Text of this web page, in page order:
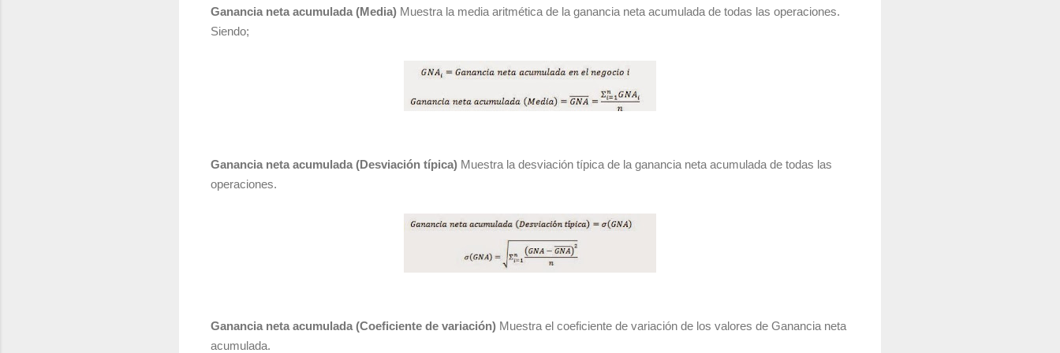
Ganancia neta acumulada (Media) Muestra la media aritmética de la ganancia neta acumulada de todas las operaciones.
Siendo;
Ganancia neta acumulada (Desviación típica) Muestra la desviación típica de la ganancia neta acumulada de todas las
operaciones.
Ganancia neta acumulada (Coeficiente de variación) Muestra el coeficiente de variación de los valores de Ganancia neta
acumulada.